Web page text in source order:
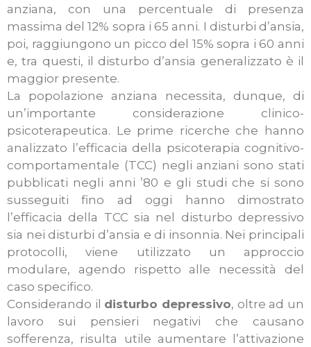
anziana, con una percentuale di presenza
massima del 12% sopra i 65 anni. I disturbi d’ansia,
poi, raggiungono un picco del 15% sopra i 60 anni
e, tra questi, il disturbo d’ansia generalizzato è il
maggior presente.
La popolazione anziana necessita, dunque, di
un’importante considerazione clinico-
psicoterapeutica. Le prime ricerche che hanno
analizzato l’efficacia della psicoterapia cognitivo-
comportamentale (TCC) negli anziani sono stati
pubblicati negli anni ’80 e gli studi che si sono
susseguiti fino ad oggi hanno dimostrato
l’efficacia della TCC sia nel disturbo depressivo
sia nei disturbi d’ansia e di insonnia. Nei principali
protocolli, viene utilizzato un approccio
modulare, agendo rispetto alle necessità del
caso specifico.
Considerando il disturbo depressivo, oltre ad un
lavoro sui pensieri negativi che causano
sofferenza, risulta utile aumentare l’attivazione